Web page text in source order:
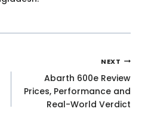
NEXT
Abarth 600e Review
Prices, Performance and
Real-World Verdict